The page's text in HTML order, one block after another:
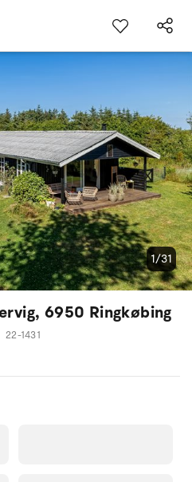
6950 Ringkøbing
22-1431
1/31